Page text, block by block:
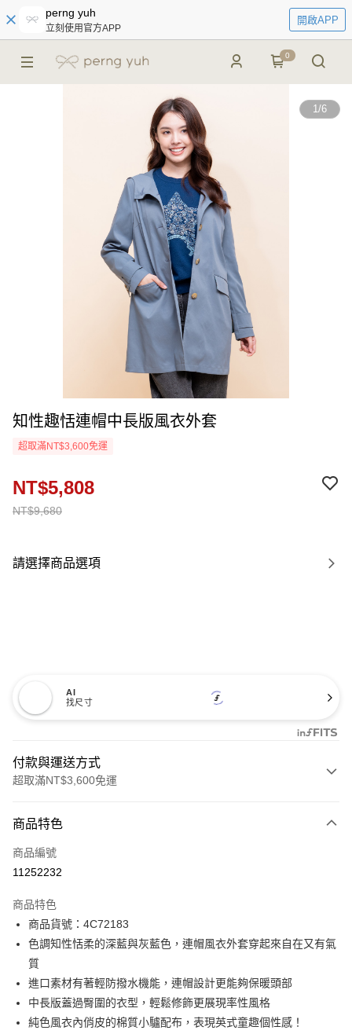
perng yuh
立刻使用官方APP
開啟APP
0
1/6
知性趣恬連帽中長版風衣外套
超取滿NT$3,600免運
NT$9,680
NT$5,808
請選擇商品選項
AI
找尺寸
付款與運送方式
超取滿NT$3,600免運
信用卡一次付款
信用卡分期付款
合作金庫商業銀行
華南商業銀行
上海商業儲蓄銀行
台北富邦商業銀行
國泰世華商業銀行
臺灣中小企業銀行
台中商業銀行
匯豐（台灣）商業銀行
華泰商業銀行
聯邦商業銀行
遠東國際商業銀行
元大商業銀行
永豐商業銀行
LINE Pay
Apple Pay
街口支付
AFTEE先享後付
相關說明
商品特色
商品編號
11252232
商品特色
商品貨號：4C72183
色調知性恬柔的深藍與灰藍色，連帽風衣外套穿起來自在又有氣
質
進口素材有著輕防撥水機能，連帽設計更能夠保暖頭部
中長版蓋過臀圍的衣型，輕鬆修飾更展現率性風格
純色風衣內俏皮的棉質小驢配布，表現英式童趣個性感！